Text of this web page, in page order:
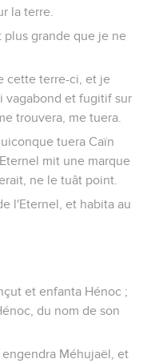
la terre.
plus grande que je ne
cette terre-ci, et je
vagabond et fugitif sur
trouvera, me tuera.
tuera Caïn
mit une marque
ne le tuât point.
l'Eternel, et habita au
et enfanta Hénoc ;
du nom de son
Méhujaël, et